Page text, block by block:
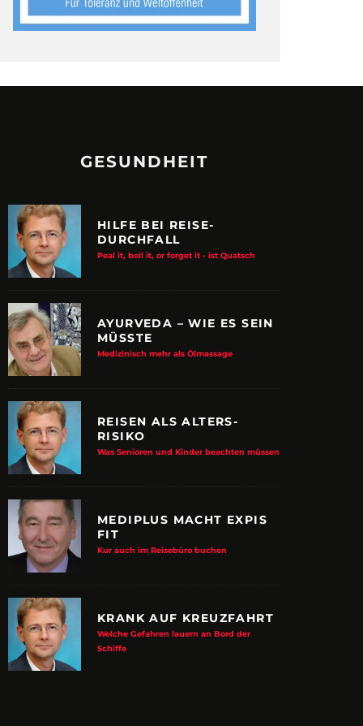
MACHER
System werden Reisen sicherer
GESUNDHEIT
HILFE BEI REISE-
DURCHFALL
Peal it, boil it, or forget it - ist Quatsch
AYURVEDA – WIE ES SEIN
MÜSSTE
Medizinisch mehr als Ölmassage
REISEN ALS ALTERS-
RISIKO
Was Senioren und Kinder beachten müssen
MEDIPLUS MACHT EXPIS
FIT
Kur auch im Reisebüro buchen
KRANK AUF KREUZFAHRT
Welche Gefahren lauern an Bord der
Schiffe